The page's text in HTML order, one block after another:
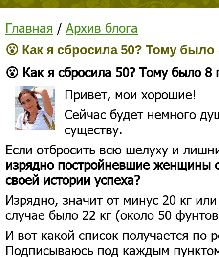
Главная / Архив блога
😮 Как я сбросила 50? Тому было
😮 Как я сбросила 50? Тому было 8
Привет, мои хорошие!
Сейчас будет немного
существу.
Если отбросить всю шелуху и
изрядно постройневшие женщины
своей истории успеха?
Изрядно, значит от минус 20 кг
случае было 22 кг (около 50
И вот какой список получается по
Подписываюсь под каждым